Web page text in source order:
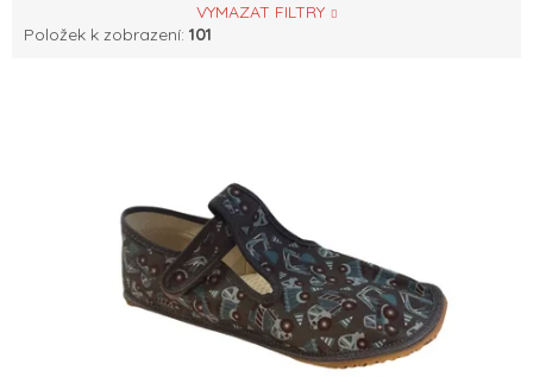
VYMAZAT FILTRY
Položek k zobrazení: 101